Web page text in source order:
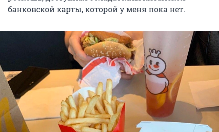
банковской карты, которой у меня пока нет.